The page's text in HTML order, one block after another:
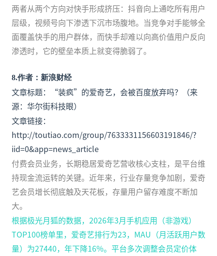
两者从两个方向对快手形成挤压：抖音向上通吃所有用户
层级，视频号向下渗透下沉市场腹地。当竞争对手能够全
面覆盖快手的用户群体，而快手却难以向高价值用户反向
渗透时，它的壁垒本质上就变得脆弱了。
8.作者：新浪财经
文章标题：“装疯”的爱奇艺，会被百度放弃吗？（来
源：华尔街科技眼）
文章链接：
http://toutiao.com/group/7633331156603191846/?
iid=0&app=news_article
付费会员业务，长期稳居爱奇艺营收核心支柱，是平台维
持现金流运转的关键。近年来，行业存量竞争加剧，爱奇
艺会员增长彻底触及天花板，存量用户留存难度不断加
大。
根据极光月狐的数据，2026年3月手机应用（非游戏）
TOP100榜单里，爱奇艺排行为23，MAU（月活跃用户数
量）为27440，年下降16%。平台多次调整会员定价体